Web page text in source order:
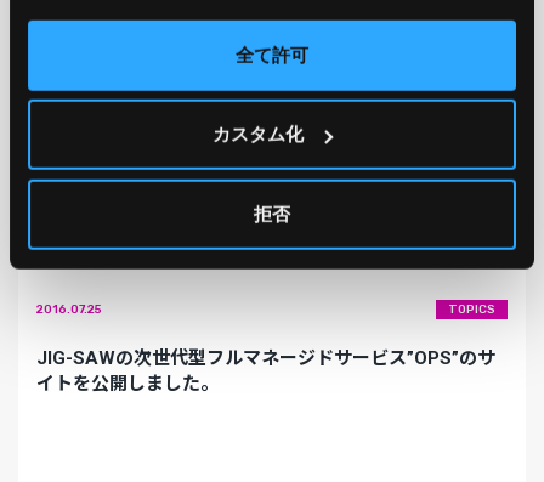
全て許可
カスタム化
拒否
2016.07.25 TOPICS
JIG-SAWの次世代型フルマネージドサービス”OPS”のサ
イトを公開しました。